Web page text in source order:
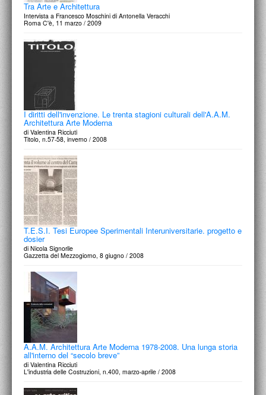
Tra Arte e Architettura
Intervista a Francesco Moschini di Antonella Veracchi
Roma C'è, 11 marzo / 2009
I diritti dell'invenzione. Le trenta stagioni culturali dell'A.A.M.
Architettura Arte Moderna
di Valentina Ricciuti
Titolo, n.57-58, inverno / 2008
T.E.S.I. Tesi Europee Sperimentali Interuniversitarie. progetto e
dosier
di Nicola Signorile
Gazzetta del Mezzogiorno, 8 giugno / 2008
A.A.M. Architettura Arte Moderna 1978-2008. Una lunga storia
all'interno del “secolo breve”
di Valentina Ricciuti
L'industria delle Costruzioni, n.400, marzo-aprile / 2008